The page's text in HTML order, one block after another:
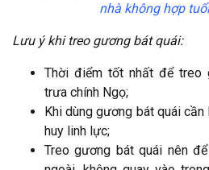
nhà không hợp
Lưu ý khi treo gương bát quái:
Thời điểm tốt nhất để treo
trưa chính Ngọ;
Khi dùng gương bát quái
huy linh lực;
Treo gương bát quái nên